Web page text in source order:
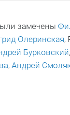
замечены
Олеринская,
Бурковский,
, Андрей